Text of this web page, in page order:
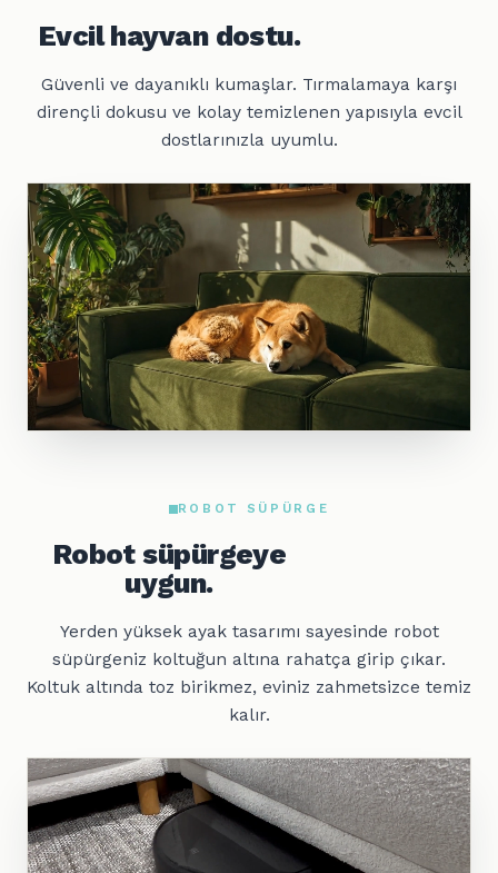
Evcil hayvan dostu.
Güvenli ve dayanıklı kumaşlar. Tırmalamaya karşı
dirençli dokusu ve kolay temizlenen yapısıyla evcil
dostlarınızla uyumlu.
ROBOT SÜPÜRGE
Robot süpürgeye
uygun.
Yerden yüksek ayak tasarımı sayesinde robot
süpürgeniz koltuğun altına rahatça girip çıkar.
Koltuk altında toz birikmez, eviniz zahmetsizce temiz
kalır.